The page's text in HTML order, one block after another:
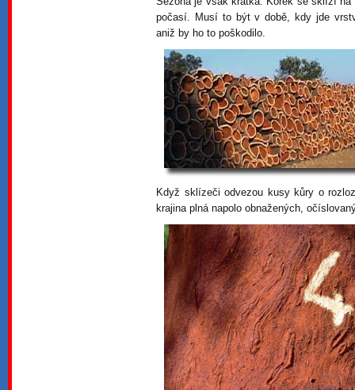
počasí. Musí to být v době, kdy jde
aniž by ho to poškodilo.
Když sklízeči odvezou kusy kůry o
krajina plná napolo obnažených,